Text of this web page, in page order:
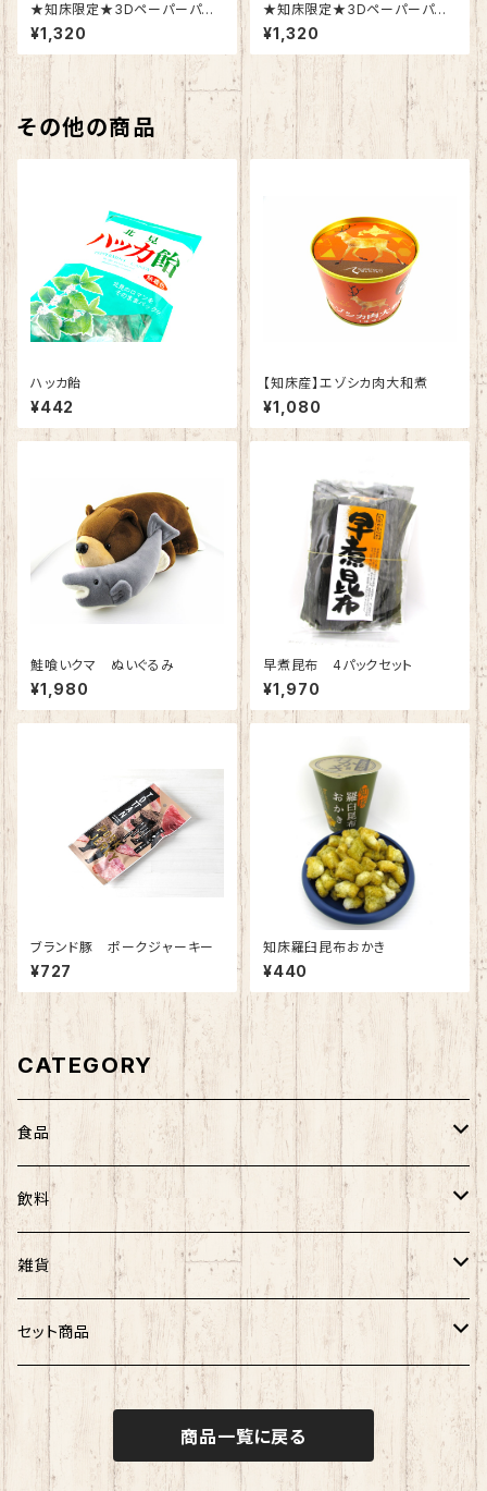
★知床限定★3Dペーパーパズ
ル「大鷲（オオワシ）」
¥1,320
★知床限定★3Dペーパーパズ
ル「島梟（シマフクロウ）」
¥1,320
その他の商品
ハッカ飴
¥442
【知床産】エゾシカ肉大和煮
¥1,080
鮭喰いクマ ぬいぐるみ
¥1,980
早煮昆布 4パックセット
¥1,970
ブランド豚 ポークジャーキー
¥727
知床羅臼昆布おかき
¥440
CATEGORY
食品
農海産物
菓子
菓子類
飲料
アルコール
ノンアルコール
雑貨
UTARI
知床トコさん
その他
セット商品
海産物セット
商品一覧に戻る